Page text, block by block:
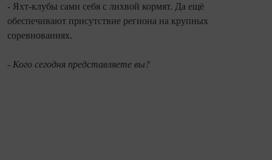
- Яхт-клубы сами себя с лихвой кормят. Да ещё
обеспечивают присутствие региона на крупных
соревнованиях.
- Кого сегодня представляете вы?